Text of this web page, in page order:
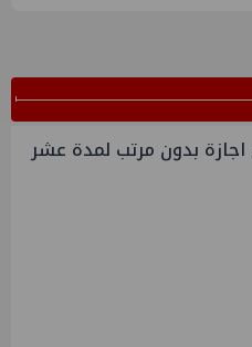
بدون مرتب لمدة عشر